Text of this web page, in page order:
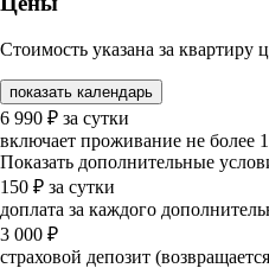
Стоимость указана за квартиру
показать календарь
6 990 ₽ за сутки
включает проживание не более 1
Показать дополнительные
150 ₽ за сутки
доплата за каждого
3 000 ₽
страховой депозит